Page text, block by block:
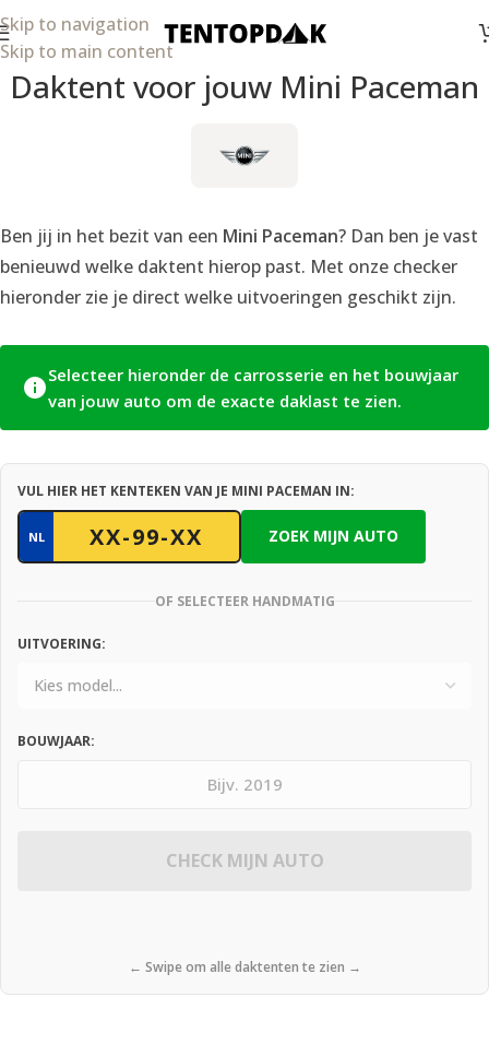
Skip to navigation
Skip to main content
Daktent voor jouw Mini Paceman
Ben jij in het bezit van een Mini Paceman? Dan ben je vast
benieuwd welke daktent hierop past. Met onze checker
hieronder zie je direct welke uitvoeringen geschikt zijn.
Selecteer hieronder de carrosserie en het bouwjaar
van jouw auto om de exacte daklast te zien.
VUL HIER HET KENTEKEN VAN JE MINI PACEMAN IN:
NL ZOEK MIJN AUTO
OF SELECTEER HANDMATIG
UITVOERING:
BOUWJAAR:
CHECK MIJN AUTO
← Swipe om alle daktenten te zien →